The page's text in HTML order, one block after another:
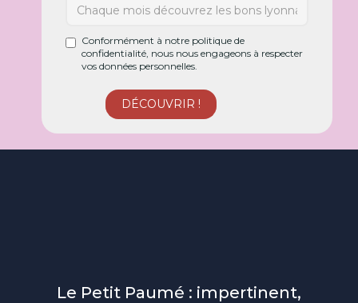
Conformément à notre politique de
confidentialité, nous nous engageons à respecter
vos données personnelles.
Le Petit Paumé : impertinent,